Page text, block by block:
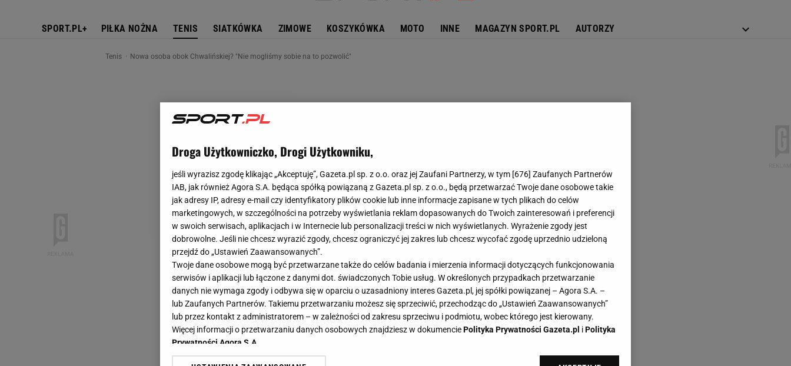
SPORT.PL+ PIŁKA NOŻNA TENIS SIATKÓWKA ZIMOWE KOSZYKÓWKA MOTO INNE MAGAZYN SPORT.PL AUTORZY
Tenis Nowa osoba obok Chwalińskiej? "Nie mogliśmy sobie na to pozwolić"
Droga Użytkowniczko, Drogi Użytkowniku,
jeśli wyrazisz zgodę klikając „Akceptuję”, Gazeta.pl sp. z o.o. oraz jej Zaufani Partnerzy, w tym [676] Zaufanych Partnerów
IAB, jak również Agora S.A. będąca spółką powiązaną z Gazeta.pl sp. z o.o., będą przetwarzać Twoje dane osobowe takie
jak adresy IP, adresy e-mail czy identyfikatory plików cookie lub inne informacje zapisane w tych plikach do celów
marketingowych, w szczególności na potrzeby wyświetlania reklam dopasowanych do Twoich zainteresowań i preferencji
w swoich serwisach, aplikacjach i w Internecie lub personalizacji treści w nich wyświetlanych. Wyrażenie zgody jest
dobrowolne. Jeśli nie chcesz wyrazić zgody, chcesz ograniczyć jej zakres lub chcesz wycofać zgodę uprzednio udzieloną
przejdź do „Ustawień Zaawansowanych”.
Twoje dane osobowe mogą być przetwarzane także do celów badania i mierzenia informacji dotyczących funkcjonowania
serwisów i aplikacji lub łączone z danymi dot. świadczonych Tobie usług. W określonych przypadkach przetwarzanie
danych nie wymaga zgody i odbywa się w oparciu o uzasadniony interes Gazeta.pl, jej spółki powiązanej – Agora S.A. –
lub Zaufanych Partnerów. Takiemu przetwarzaniu możesz się sprzeciwić, przechodząc do „Ustawień Zaawansowanych”
lub przez kontakt z administratorem – w zależności od zakresu sprzeciwu i podmiotu, wobec którego jest kierowany.
Więcej informacji o przetwarzaniu danych osobowych znajdziesz w dokumenciePolityka Prywatności Gazeta.pl iPolityka
Prywatności Agora S.A.